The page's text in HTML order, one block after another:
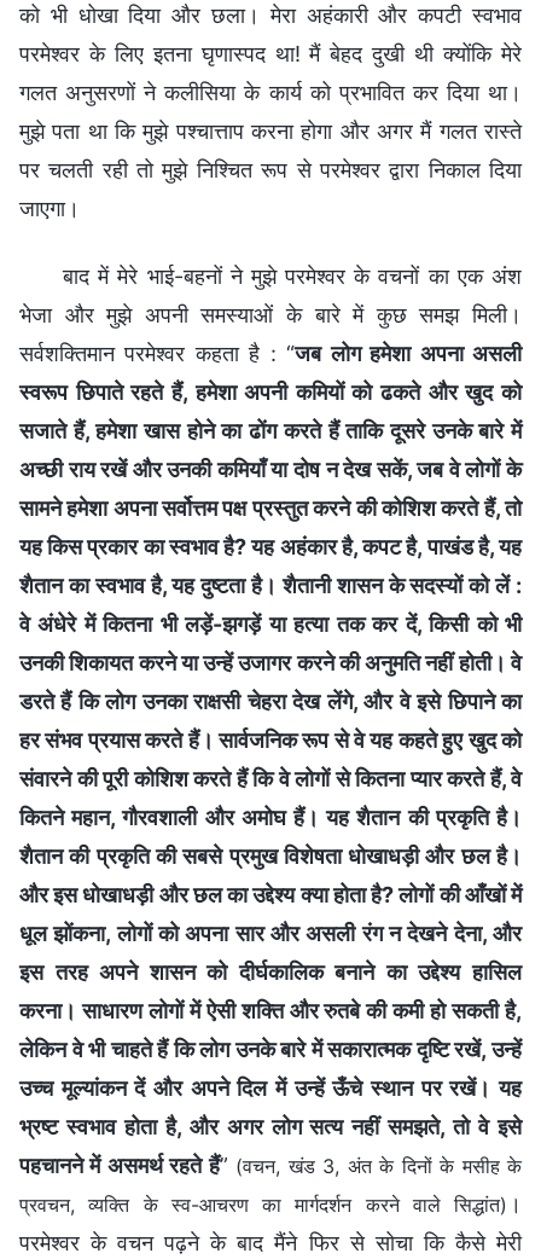
को भी धोखा दिया और छला। मेरा अहंकारी और कपटी स्वभाव
परमेश्वर के लिए इतना घृणास्पद था! मैं बेहद दुखी थी क्योंकि मेरे
गलत अनुसरणों ने कलीसिया के कार्य को प्रभावित कर दिया था।
मुझे पता था कि मुझे पश्चात्ताप करना होगा और अगर मैं गलत रास्ते
पर चलती रही तो मुझे निश्चित रूप से परमेश्वर द्वारा निकाल दिया
जाएगा।
बाद में मेरे भाई-बहनों ने मुझे परमेश्वर के वचनों का एक अंश
भेजा और मुझे अपनी समस्याओं के बारे में कुछ समझ मिली।
सर्वशक्तिमान परमेश्वर कहता है : “जब लोग हमेशा अपना असली
स्वरूप छिपाते रहते हैं, हमेशा अपनी कमियों को ढकते और खुद को
सजाते हैं, हमेशा खास होने का ढोंग करते हैं ताकि दूसरे उनके बारे में
अच्छी राय रखें और उनकी कमियाँ या दोष न देख सकें, जब वे लोगों के
सामने हमेशा अपना सर्वोत्तम पक्ष प्रस्तुत करने की कोशिश करते हैं, तो
यह किस प्रकार का स्वभाव है? यह अहंकार है, कपट है, पाखंड है, यह
शैतान का स्वभाव है, यह दुष्टता है। शैतानी शासन के सदस्यों को लें :
वे अंधेरे में कितना भी लड़ें-झगड़ें या हत्या तक कर दें, किसी को भी
उनकी शिकायत करने या उन्‍हें उजागर करने की अनुमति नहीं होती। वे
डरते हैं कि लोग उनका राक्षसी चेहरा देख लेंगे, और वे इसे छिपाने का
हर संभव प्रयास करते हैं। सार्वजनिक रूप से वे यह कहते हुए खुद को
संवारने की पूरी कोशिश करते हैं कि वे लोगों से कितना प्यार करते हैं, वे
कितने महान, गौरवशाली और अमोघ हैं। यह शैतान की प्रकृति है।
शैतान की प्रकृति की सबसे प्रमुख विशेषता धोखाधड़ी और छल है।
और इस धोखाधड़ी और छल का उद्देश्य क्या होता है? लोगों की आँखों में
धूल झोंकना, लोगों को अपना सार और असली रंग न देखने देना, और
इस तरह अपने शासन को दीर्घकालिक बनाने का उद्देश्य हासिल
करना। साधारण लोगों में ऐसी शक्ति और रुतबे की कमी हो सकती है,
लेकिन वे भी चाहते हैं कि लोग उनके बारे में सकारात्मक दृष्टि रखें, उन्हें
उच्च मूल्यांकन दें और अपने दिल में उन्हें ऊँचे स्थान पर रखें। यह
भ्रष्ट स्वभाव होता है, और अगर लोग सत्य नहीं समझते, तो वे इसे
पहचानने में असमर्थ रहते हैं” (वचन, खंड 3, अंत के दिनों के मसीह के
प्रवचन, व्यक्ति के स्व-आचरण का मार्गदर्शन करने वाले सिद्धांत) ।
परमेश्वर के वचन पढ़ने के बाद मैंने फिर से सोचा कि कैसे मेरी